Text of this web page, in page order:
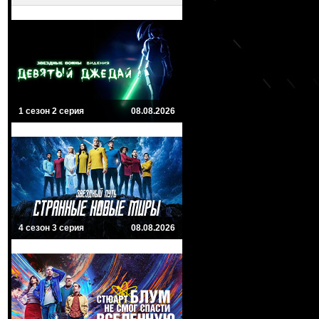
1 сезон 2 серия 08.08.2026
4 сезон 3 серия 08.08.2026